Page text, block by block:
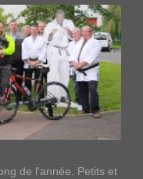
de l'année. Petits et